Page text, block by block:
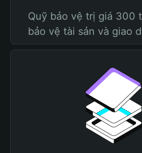
Quỹ bảo vệ trị giá 300
bảo vệ tài sản và giao